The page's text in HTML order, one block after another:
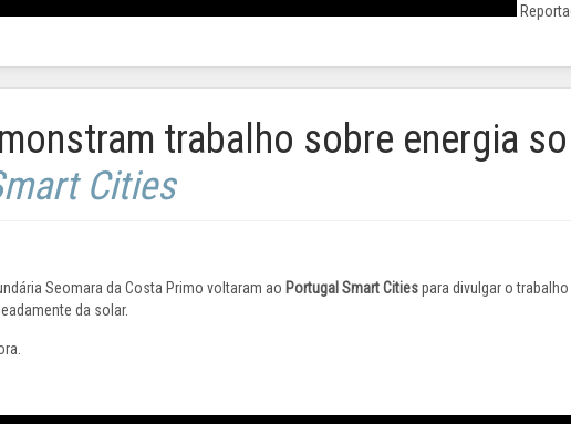
trabalho sobre energia
Cities
Seomara da Costa Primo voltaram ao Portugal Smart Citiespara divulgar o
da solar.